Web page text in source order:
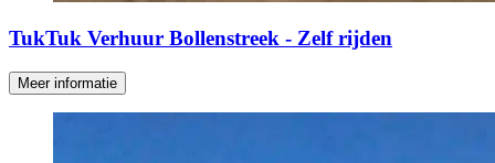
TukTuk Verhuur Bollenstreek - Zelf rijden
Meer informatie